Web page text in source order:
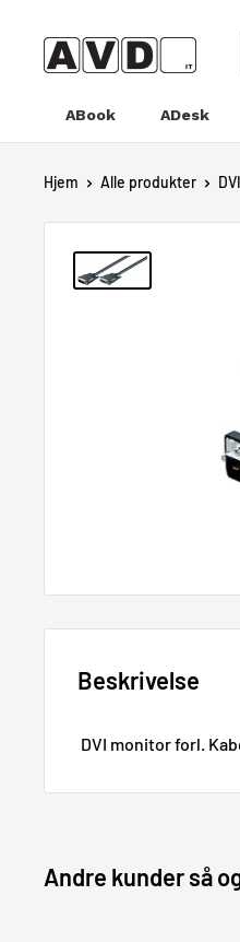
næste
avdwebshop
ABook ADesk
Hjem Alle produkter
Beskrivelse
DVI monitor forl.
Andre kunder så